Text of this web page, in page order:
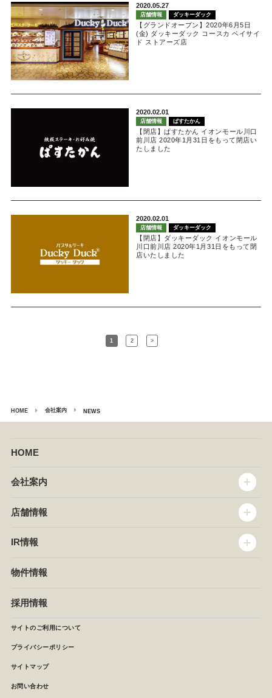
2020.05.27
店舗情報 ダッキーダック
【グランドオープン】2020年6月5日
(金) ダッキーダック コースカ ベイサイ
ド ストアーズ店
2020.02.01
店舗情報 ぱすたかん
【閉店】ぱすたかん イオンモール川口
前川店 2020年1月31日をもって閉店い
たしました
2020.02.01
店舗情報 ダッキーダック
【閉店】ダッキーダック イオンモール
川口前川店 2020年1月31日をもって閉
店いたしました
1 2 >
HOME 会社案内 NEWS
HOME
会社案内
企業情報
セントラルキッチン
NEWS
店舗情報
椿屋珈琲
イタリアンダイニングDONA
店舗検索
IR情報
IRニュース
月次報告
決算短信
株主の皆様へ
よくあるご質問 (株主優待制度)
物件情報
採用情報
サイトのご利用について
プライバシーポリシー
サイトマップ
お問い合わせ